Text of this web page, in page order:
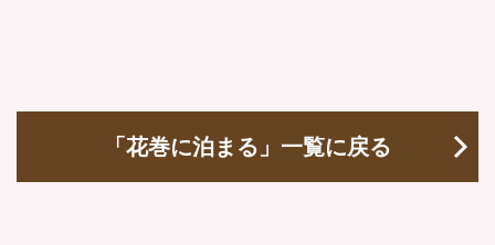
「花巻に泊まる」一覧に戻る